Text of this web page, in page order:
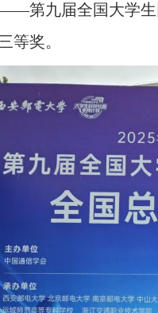
第九届全国大学
等奖。